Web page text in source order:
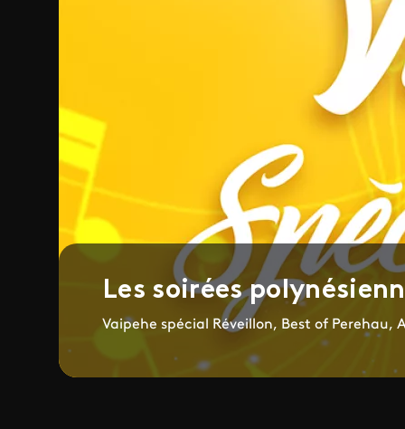
Les soirées
Vaipehe spécial Réveillon, Best of Perehau,